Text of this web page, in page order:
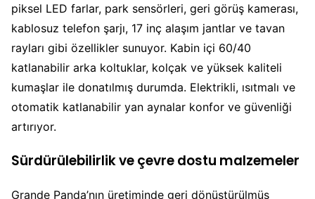
piksel LED farlar, park sensörleri, geri görüş kamerası,
kablosuz telefon şarjı, 17 inç alaşım jantlar ve tavan
rayları gibi özellikler sunuyor. Kabin içi 60/40
katlanabilir arka koltuklar, kolçak ve yüksek kaliteli
kumaşlar ile donatılmış durumda. Elektrikli, ısıtmalı ve
otomatik katlanabilir yan aynalar konfor ve güvenliği
artırıyor.
Sürdürülebilirlik ve çevre dostu malzemeler
Grande Panda’nın üretiminde geri dönüştürülmüş